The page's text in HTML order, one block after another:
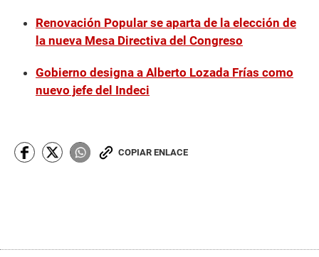
Renovación Popular se aparta de la elección de
la nueva Mesa Directiva del Congreso
Gobierno designa a Alberto Lozada Frías como
nuevo jefe del Indeci
COPIAR ENLACE